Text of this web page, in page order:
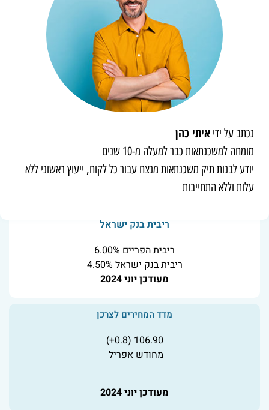
ריבית בנק ישראל
ריבית הפריים 6.00%
ריבית בנק ישראל 4.50%
מעודכן יוני 2024
מדד המחירים לצרכן
106.90 (0.8+)
מחודש אפריל
מעודכן יוני 2024
נכתב על ידי איתי כהן
מומחה למשכנתאות כבר למעלה מ-10 שנים
יודע לבנות תיק משכנתאות מנצח עבור כל לקוח, ייעוץ ראשוני ללא
עלות וללא התחייבות